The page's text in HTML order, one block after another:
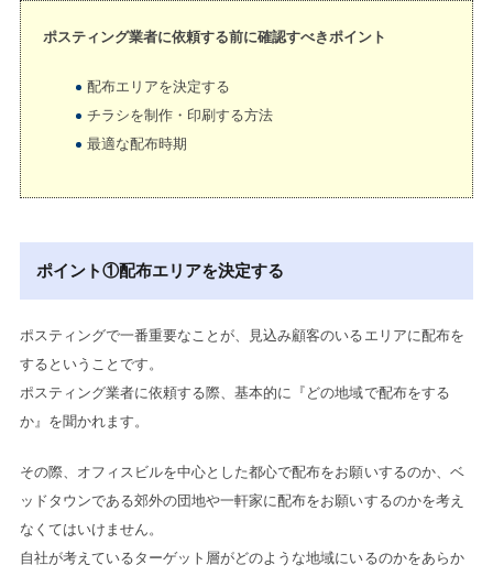
ポスティング業者に依頼する前に確認すべきポイント
配布エリアを決定する
チラシを制作・印刷する方法
最適な配布時期
ポイント①配布エリアを決定する
ポスティングで一番重要なことが、見込み顧客のいるエリアに配布を
するということです。
ポスティング業者に依頼する際、基本的に『どの地域で配布をする
か』を聞かれます。
その際、オフィスビルを中心とした都心で配布をお願いするのか、ベ
ッドタウンである郊外の団地や一軒家に配布をお願いするのかを考え
なくてはいけません。
自社が考えているターゲット層がどのような地域にいるのかをあらか